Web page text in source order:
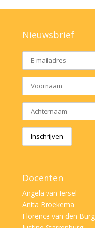
Nieuwsbrief
Docenten
Angela van Iersel
Anita Broekema
Florence van den Burg